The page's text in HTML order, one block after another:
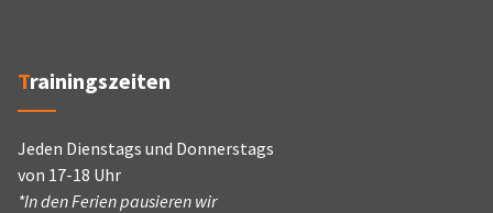
Trainingszeiten
Jeden Dienstags und Donnerstags
von 17-18 Uhr
*In den Ferien pausieren wir